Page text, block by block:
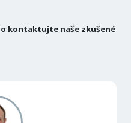
kontaktujte naše zkušené